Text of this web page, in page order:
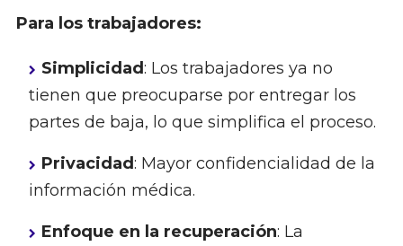
Para los trabajadores:
Simplicidad: Los trabajadores ya no
tienen que preocuparse por entregar los
partes de baja, lo que simplifica el proceso.
Privacidad: Mayor confidencialidad de la
información médica.
Enfoque en la recuperación: La